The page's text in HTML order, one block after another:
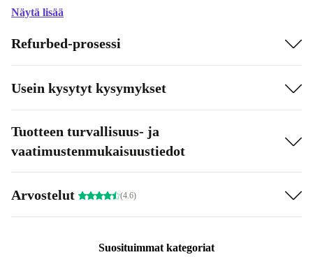
Näytä lisää
Refurbed-prosessi
Usein kysytyt kysymykset
Tuotteen turvallisuus- ja
vaatimustenmukaisuustiedot
Arvostelut (4.6)
Suosituimmat kategoriat